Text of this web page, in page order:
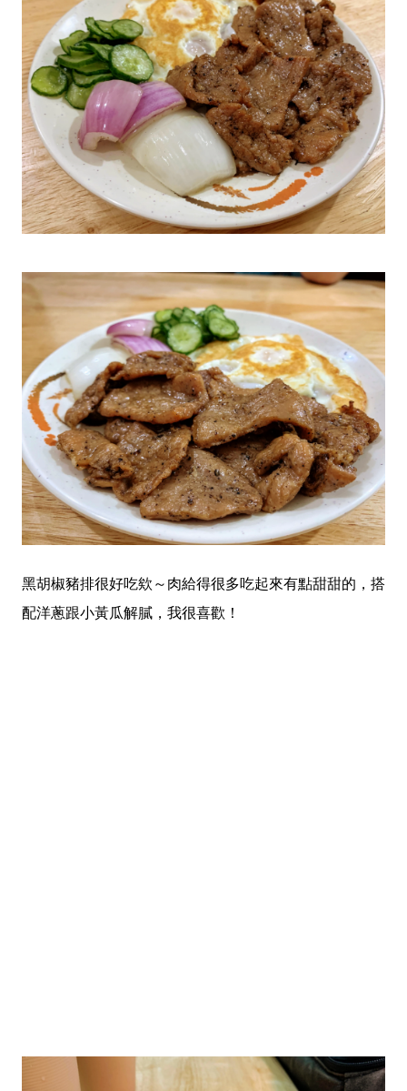
黑胡椒豬排很好吃欸～肉給得很多吃起來有點甜甜的，搭
配洋蔥跟小黃瓜解膩，我很喜歡！